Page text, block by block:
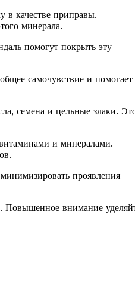
в качестве приправы.
минерала.
помогут покрыть эту
самочувствие и помогает
семена и цельные злаки.
и минералами.
проявления
Повышенное внимание